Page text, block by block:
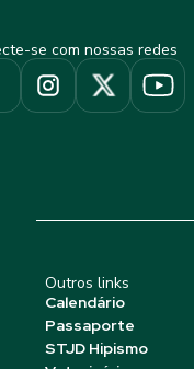
se com nossas redes
Outros links
Calendário
Passaporte
STJD Hipismo